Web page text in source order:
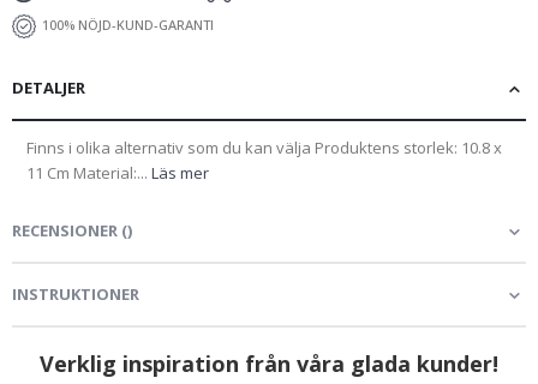
100% NÖJD-KUND-GARANTI
DETALJER
Finns i olika alternativ som du kan välja Produktens storlek: 10.8 x
11 Cm Material:... Läs mer
RECENSIONER ()
INSTRUKTIONER
Verklig inspiration från våra glada kunder!